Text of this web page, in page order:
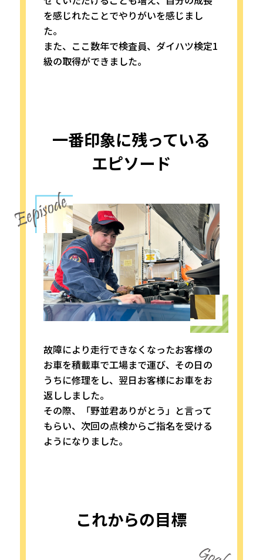
を感じれたことでやりがいを感じまし
た。
また、ここ数年で検査員、ダイハツ検定1
級の取得ができました。
一番印象に残っている
エピソード
故障により走行できなくなったお客様の
お車を積載車で工場まで運び、その日の
うちに修理をし、翌日お客様にお車をお
返ししました。
その際、「野並君ありがとう」と言って
もらい、次回の点検からご指名を受ける
ようになりました。
これからの目標